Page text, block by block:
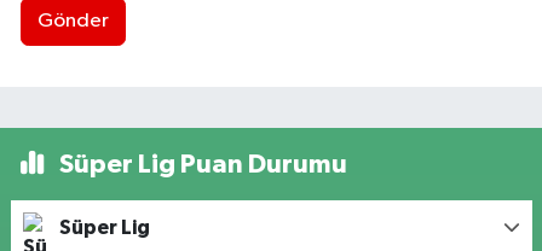
Gönder
Süper Lig Puan Durumu
Süper Lig